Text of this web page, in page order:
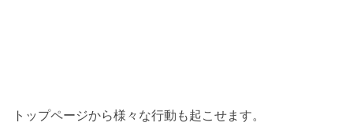
トップページから様々な行動も起こせます。